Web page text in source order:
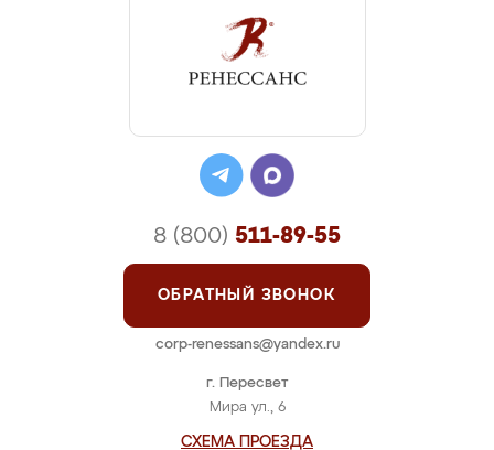
г. Пересвет
Мира ул., 6
СХЕМА ПРОЕЗДА
8 (800) 511-89-55
ОБРАТНЫЙ ЗВОНОК
corp-renessans@yandex.ru